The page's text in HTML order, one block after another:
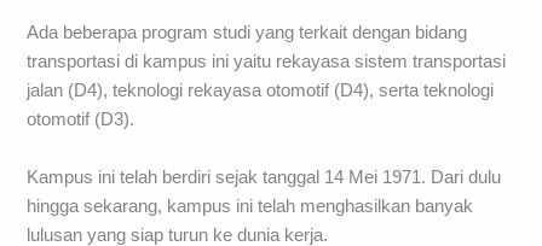
Ada beberapa program studi yang terkait dengan bidang
transportasi di kampus ini yaitu rekayasa sistem transportasi
jalan (D4), teknologi rekayasa otomotif (D4), serta teknologi
otomotif (D3).
Kampus ini telah berdiri sejak tanggal 14 Mei 1971. Dari dulu
hingga sekarang, kampus ini telah menghasilkan banyak
lulusan yang siap turun ke dunia kerja.